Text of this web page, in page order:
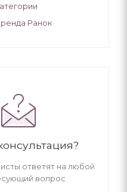
Ранок
ответят на любой
вопрос